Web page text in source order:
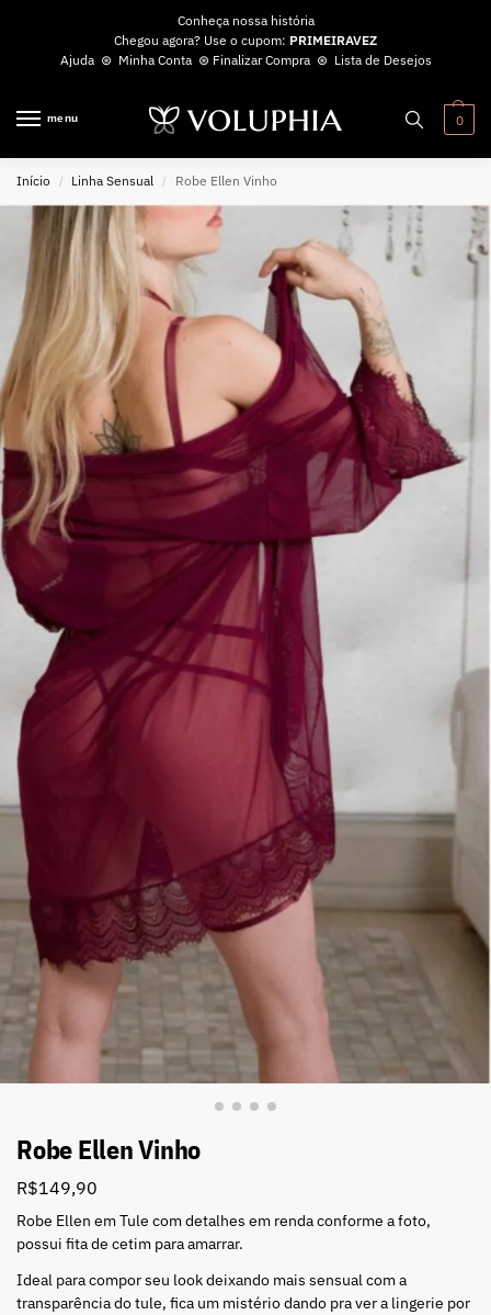
Conheça nossa história
Chegou agora? Use o cupom: PRIMEIRAVEZ
Ajuda⊛ Minha Conta⊛ Finalizar Compra⊛ Lista de Desejos
menu 0
Início / Linha Sensual / Robe Ellen Vinho
Robe Ellen Vinho
R$149,90
Robe Ellen em Tule com detalhes em renda conforme a foto,
possui fita de cetim para amarrar.
Ideal para compor seu look deixando mais sensual com a
transparência do tule, fica um mistério dando pra ver a lingerie por